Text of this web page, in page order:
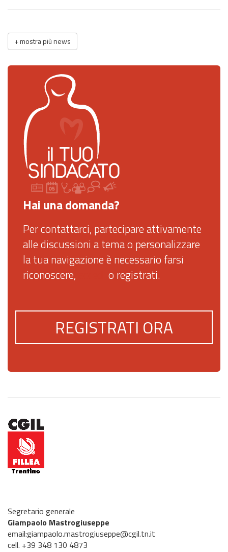
+mostra più news
Hai una domanda?
Per contattarci, partecipare attivamente
alle discussioni a tema o personalizzare
la tua navigazione è necessario farsi
riconoscere,
o registrati.
REGISTRATI ORA
Segretario generale
Giampaolo Mastrogiuseppe
email:giampaolo.mastrogiuseppe@cgil.tn.it
cell. +39 348 130 4873